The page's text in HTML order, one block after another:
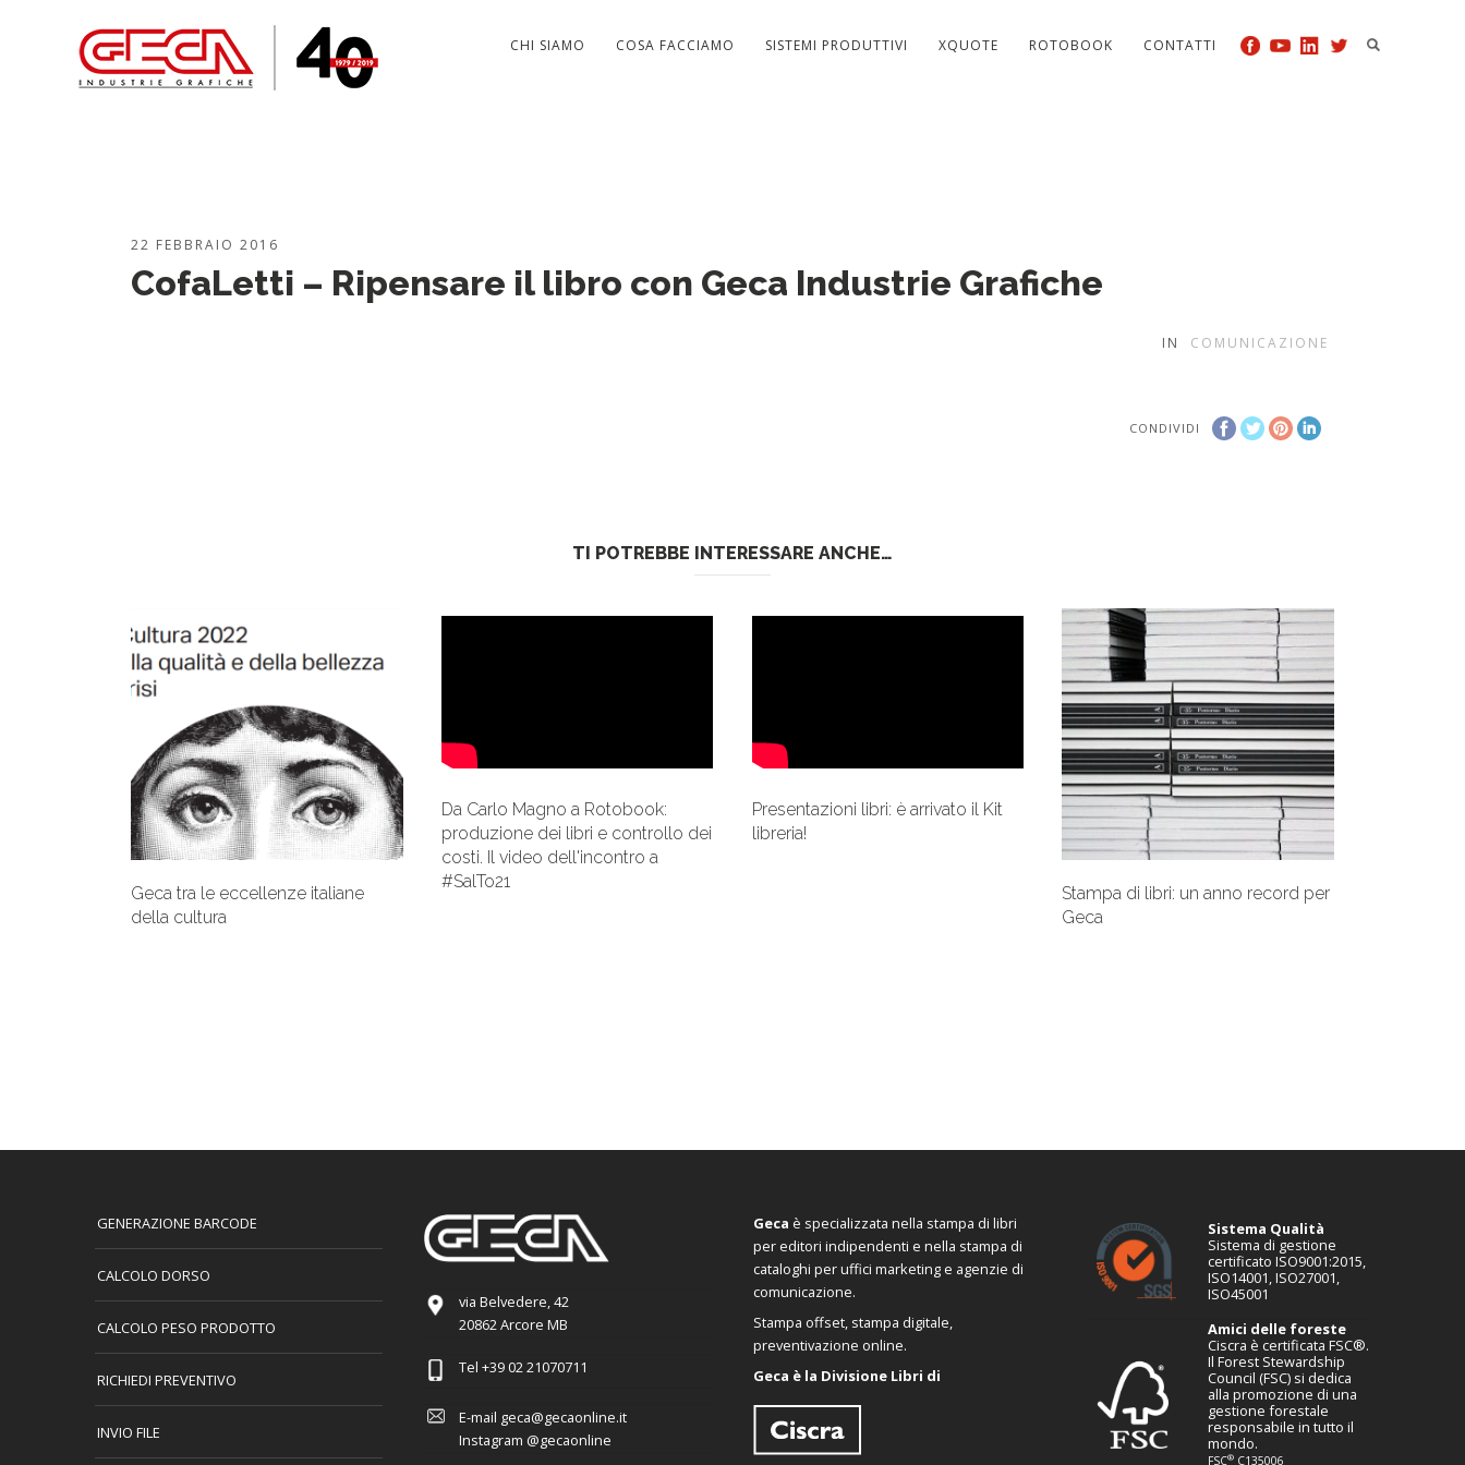
CHI SIAMO COSA FACCIAMO SISTEMI PRODUTTIVI XQUOTE ROTOBOOK CONTATTI
22 FEBBRAIO 2016
CofaLetti – Ripensare il libro con Geca Industrie Grafiche
IN COMUNICAZIONE
CONDIVIDI
TI POTREBBE INTERESSARE ANCHE…
Geca tra le eccellenze italiane
della cultura
Da Carlo Magno a Rotobook:
produzione dei libri e controllo dei
costi. Il video dell'incontro a
#SalTo21
Presentazioni libri: è arrivato il Kit
libreria!
Stampa di libri: un anno record per
Geca
GENERAZIONE BARCODE
CALCOLO DORSO
CALCOLO PESO PRODOTTO
RICHIEDI PREVENTIVO
INVIO FILE
via Belvedere, 42
20862 Arcore MB
Tel +39 02 21070711
E-mail geca@gecaonline.it
Instagram @gecaonline
Geca è specializzata nella stampa di libri
per editori indipendenti e nella stampa di
cataloghi per uffici marketing e agenzie di
comunicazione.
Stampa offset, stampa digitale,
preventivazione online.
Geca è la Divisione Libri di
Sistema Qualità
Sistema di gestione
certificato ISO9001:2015,
ISO14001, ISO27001,
ISO45001
Amici delle foreste
Ciscra è certificata FSC®.
Il Forest Stewardship
Council (FSC) si dedica
alla promozione di una
gestione forestale
responsabile in tutto il
mondo.
FSC®C135006